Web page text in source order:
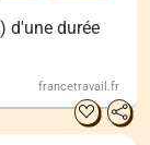
d'une durée
francetravail.fr